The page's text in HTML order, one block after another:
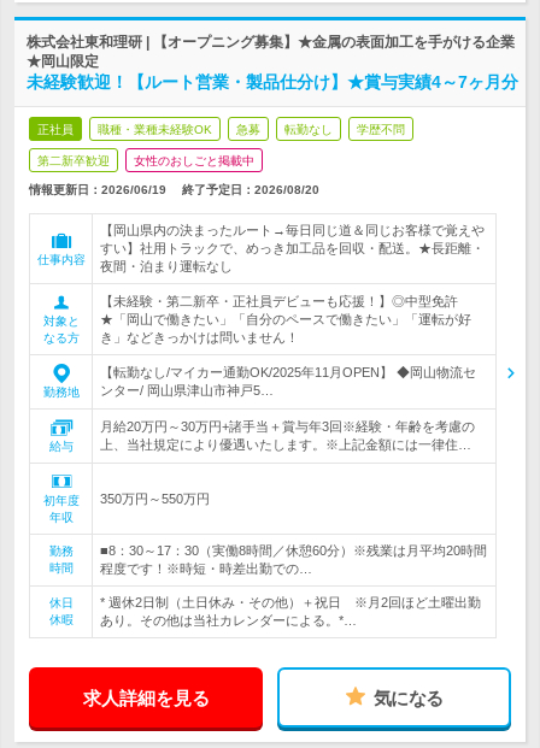
株式会社東和理研 | 【オープニング募集】★金属の表面加工を手がける企業
★岡山限定
未経験歓迎！【ルート営業・製品仕分け】★賞与実績4～7ヶ月分
正社員 職種・業種未経験OK 急募 転勤なし 学歴不問
第二新卒歓迎 女性のおしごと掲載中
情報更新日：2026/06/19 終了予定日： 2026/08/20
仕事内容
【岡山県内の決まったルート→毎日同じ道＆同じお客様で覚えや
すい】社用トラックで、めっき加工品を回収・配送。★長距離・
夜間・泊まり運転なし
対象と
なる方
【未経験・第二新卒・正社員デビューも応援！】◎中型免許
★「岡山で働きたい」「自分のペースで働きたい」「運転が好
き」などきっかけは問いません！
勤務地
【転勤なし/マイカー通勤OK/2025年11月OPEN】 ◆岡山物流セ
ンター/ 岡山県津山市神戸5…
給与
月給20万円～30万円+諸手当＋賞与年3回※経験・年齢を考慮の
上、当社規定により優遇いたします。※上記金額には一律住…
初年度
年収
350万円～550万円
勤務
時間
■8：30～17：30（実働8時間／休憩60分）※残業は月平均20時間
程度です！※時短・時差出勤での…
休日
休暇
* 週休2日制（土日休み・その他）＋祝日 ※月2回ほど土曜出勤
あり。その他は当社カレンダーによる。*…
求人詳細を見る 気になる